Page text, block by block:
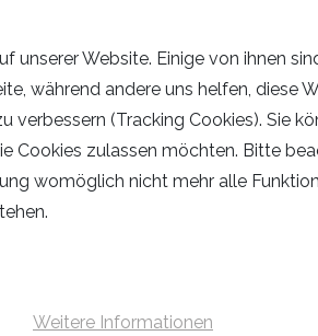
unserer Website. Einige von ihnen
während andere uns helfen, diese
verbessern (Tracking Cookies). Sie
Cookies zulassen möchten. Bitte
womöglich nicht mehr alle
Weitere Informationen